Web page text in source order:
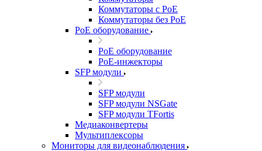
Коммутаторы с PoE
Коммутаторы без PoE
PoE оборудование
PoE оборудование
PoE-инжекторы
SFP модули
SFP модули
SFP модули NSGate
SFP модули TFortis
Медиаконвертеры
Мультиплексоры
Мониторы для видеонаблюдения